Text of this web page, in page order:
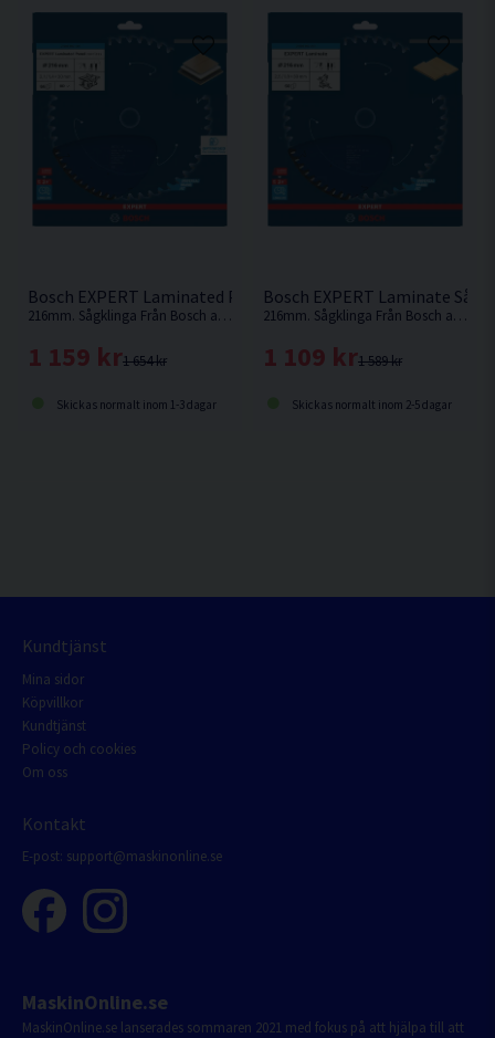
Bosch EXPERT Laminated Panel Sågklinga 216x2,1/
216mm. Sågklinga Från Bosch anpassad för sågning av laminerad panel
1 654 kr
1 159 kr
Skickas normalt inom 1-3 dagar
Bosch EXPERT Laminate
216mm. Sågklinga Från Bosch anpassad för sågning av laminat
1 589 kr
1 109 kr
Skickas normalt inom 2-5 dagar
Kundtjänst
Mina sidor
Köpvillkor
Kundtjänst
Policy och cookies
Om oss
Kontakt
E-post: support@maskinonline.se
MaskinOnline.se
MaskinOnline.se lanserades sommaren 2021 med fokus på att hjälpa till att